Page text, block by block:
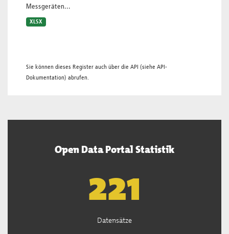
Messgeräten...
XLSX
Sie können dieses Register auch über die API (siehe API-
Dokumentation) abrufen.
Open Data Portal Statistik
222
Datensätze